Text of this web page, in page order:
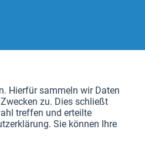
Aktiv
Hierfür sammeln wir Daten
zu. Dies schließt
treffen und erteilte
Sie können Ihre